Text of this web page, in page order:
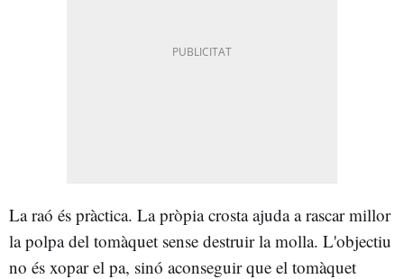
La raó és pràctica. La pròpia crosta ajuda a rascar millor
la polpa del tomàquet sense destruir la molla. L'objectiu
no és xopar el pa, sinó aconseguir que el tomàquet